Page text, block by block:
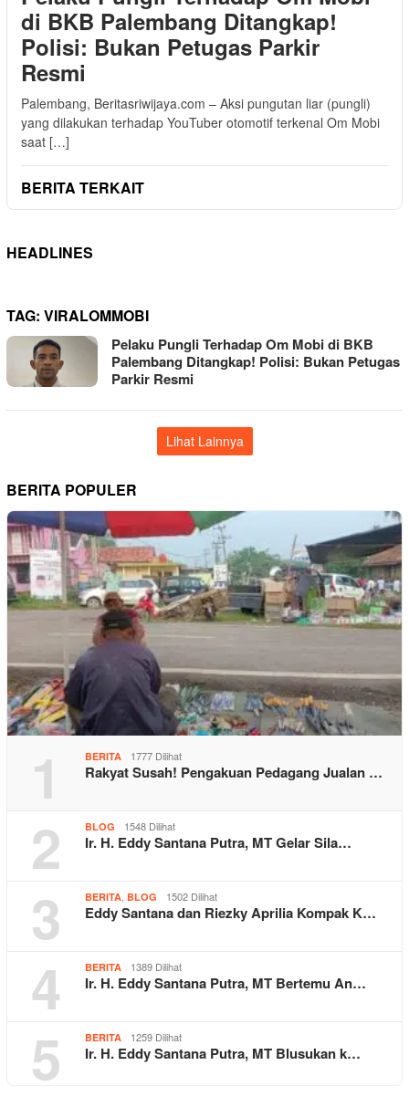
di BKB Palembang Ditangkap!
Polisi: Bukan Petugas Parkir
Resmi
Palembang, Beritasriwijaya.com – Aksi pungutan liar (pungli)
yang dilakukan terhadap YouTuber otomotif terkenal Om Mobi
saat […]
BERITA TERKAIT
HEADLINES
TAG: VIRALOMMOBI
Pelaku Pungli Terhadap Om Mobi di BKB
Palembang Ditangkap! Polisi: Bukan Petugas
Parkir Resmi
Lihat Lainnya
BERITA POPULER
1 BERITA 1777 Dilihat
Rakyat Susah! Pengakuan Pedagang Jualan …
2 BLOG 1548 Dilihat
Ir. H. Eddy Santana Putra, MT Gelar Sila…
3 BERITA BLOG 1502 Dilihat
Eddy Santana dan Riezky Aprilia Kompak K…
4 BERITA 1389 Dilihat
Ir. H. Eddy Santana Putra, MT Bertemu An…
5 BERITA 1259 Dilihat
Ir. H. Eddy Santana Putra, MT Blusukan k…